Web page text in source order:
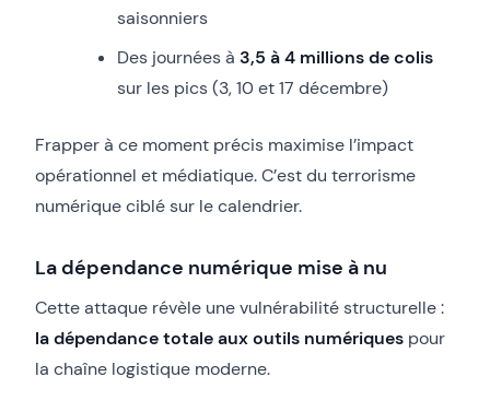
saisonniers
Des journées à 3,5 à 4 millions de colis
sur les pics (3, 10 et 17 décembre)
Frapper à ce moment précis maximise l’impact
opérationnel et médiatique. C’est du terrorisme
numérique ciblé sur le calendrier.
La dépendance numérique mise à nu
Cette attaque révèle une vulnérabilité structurelle :
la dépendance totale aux outils numériques pour
la chaîne logistique moderne.